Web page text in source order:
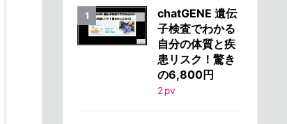
chatGENE 遺伝
子検査でわかる
自分の体質と疾
患リスク！驚き
の6,800円
2 pv